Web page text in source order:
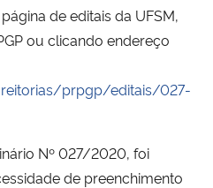
Direitos Humanos
de editais da UFSM,
ou clicando endereço
prpgp/editais/027-
Nº 027/2020, foi
de preenchimento